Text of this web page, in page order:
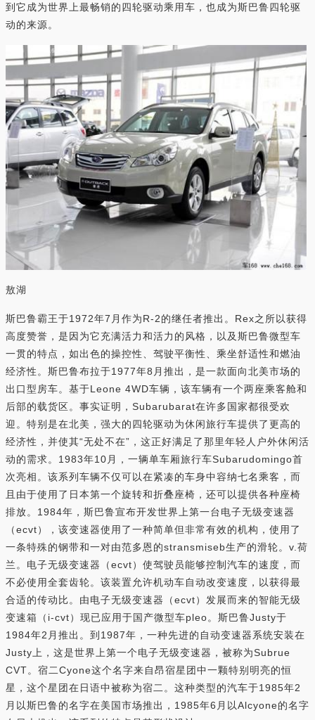
到它成为世界上最畅销的四轮驱动乘用车，也成为斯巴鲁四轮驱
动的来源。
敖湖
斯巴鲁霸王于1972年7月作为R-2的继任者推出。Rex之所以获得
高度赞誉，是因为它充满活力和活力的风格，以及斯巴鲁微型车
一贯的特点，如出色的操控性、驾驶平衡性、乘坐舒适性和燃油
经济性。斯巴鲁布拉于1977年8月推出，是一款面向北美市场的
出口型房车。基于Leone 4WD车辆，该车辆有一个两座乘客舱和
后部的载货区。事实证明，Subarubarat在许多国家都很受欢
迎。特别是在北美，强大的四轮驱动为休闲旅行车提供了更高的
经济性，并使其“无处不在”，这正好满足了那里年轻人户外休闲活
动的需求。1983年10月，一辆单车厢旅行车Subarudomingo首
次亮相。该系列车辆不仅可以在紧凑的车身中容纳七名乘客，而
且由于使用了日本第一个旋转和折叠座椅，还可以提供各种座椅
排放。1984年，斯巴鲁宣布开发世界上第一台电子无级变速器
（ecvt），该变速器使用了一种简单但非常有效的机构，使用了
一条特殊的钢带和一对由范多恩的stransmiseb生产的滑轮。v.荷
兰。电子无级变速器（ecvt）使驾驶员能够控制汽车的速度，而
不必使用全套齿轮。该装置允许机动车自动改变速度，以获得最
合适的传动比。由电子无级变速器（ecvt）发展而来的智能无级
变速箱（i-cvt）现已应用于国产微型车pleo。斯巴鲁Justy于
1984年2月推出。到1987年，一种先进的自动变速器系统安装在
Justy上，这是世界上第一个电子无级变速器，被称为Subrue
CVT。宿二Cyone这个名字来自昂宿星团中一颗特别明亮的恒
星，这个星团在日语中被称为宿二。这种类型的汽车于1985年2
月以斯巴鲁的名字在美国市场推出，1985年6月以Alcyone的名字